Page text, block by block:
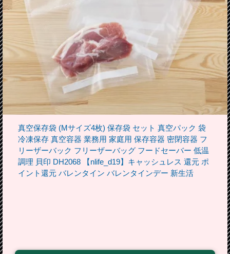
真空保存袋 (Mサイズ4枚) 保存袋 セット 真空パック 袋
冷凍保存 真空容器 業務用 家庭用 保存容器 密閉容器 フ
リーザーバック フリーザーバッグ フードセーバー 低温
調理 貝印 DH2068 【nlife_d19】キャッシュレス 還元 ポ
イント還元 バレンタイン バレンタインデー 新生活